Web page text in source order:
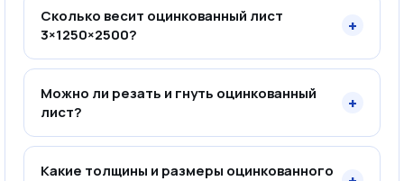
Сколько весит оцинкованный лист
3×1250×2500?
+
Можно ли резать и гнуть оцинкованный
лист?
+
Какие толщины и размеры оцинкованного